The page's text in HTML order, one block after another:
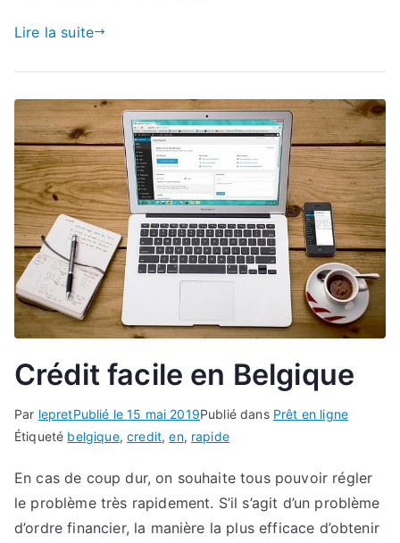
Lire la suite
Crédit facile en Belgique
Par lepretPublié le15 mai 2019Publié dans Prêt en ligne
Étiqueté belgique,credit,en, rapide
En cas de coup dur, on souhaite tous pouvoir régler
le problème très rapidement. S’il s’agit d’un problème
d’ordre financier, la manière la plus efficace d’obtenir